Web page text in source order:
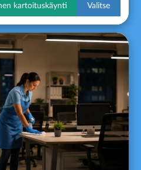
kartoituskäynti Valitse